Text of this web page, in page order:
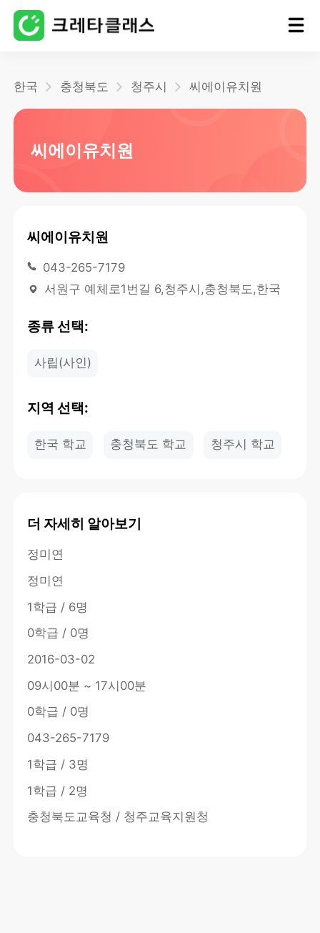
한국 충청북도 청주시 씨에이유치원
씨에이유치원
씨에이유치원
043-265-7179
서원구 예체로1번길 6,청주시,충청북도,한국
종류 선택:
사립(사인)
지역 선택:
한국 학교 충청북도 학교 청주시 학교
더 자세히 알아보기
정미연
정미연
1학급 / 6명
0학급 / 0명
2016-03-02
09시00분 ~ 17시00분
0학급 / 0명
043-265-7179
1학급 / 3명
1학급 / 2명
충청북도교육청 / 청주교육지원청